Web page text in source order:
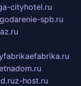
cityhotel.ru
spb.ru
z-host.ru